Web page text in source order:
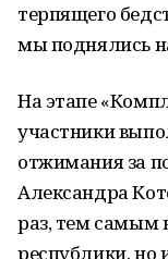
терпящего
мы поднялись
На этапе
участники
отжимания за
Александра
раз, тем самым
республики, но